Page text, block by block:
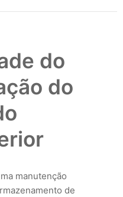
do
do
manutenção
de